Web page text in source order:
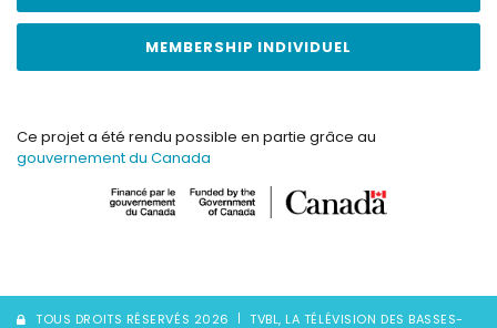
MEMBERSHIP INDIVIDUEL
Ce projet a été rendu possible en partie grâce au
gouvernement du Canada
TOUS DROITS RÉSERVÉS 2026
TVBL, LA TÉLÉVISION DES BASSES-